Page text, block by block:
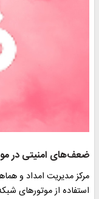
ضعف‌های امنیتی در
مرکز مدیریت امداد و
استفاده از موتورهای